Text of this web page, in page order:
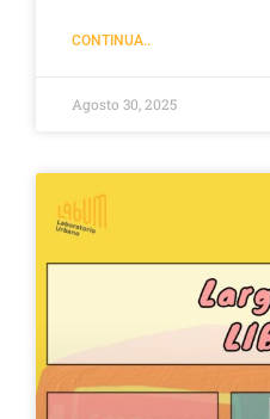
CONTINUA..
Agosto 30, 2025